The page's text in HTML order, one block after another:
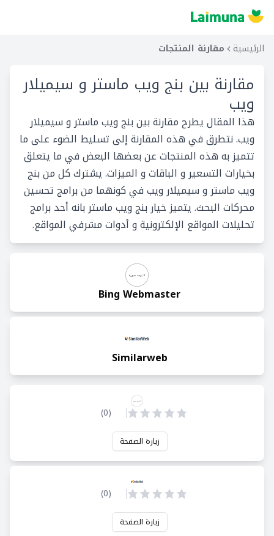
الرئيسية مقارنة المنتجات
مقارنة بين بنج ويب ماستر و سيميلار
ويب
هذا المقال يطرح مقارنة بين بنج ويب ماستر و سيميلار
ويب. نتطرق في هذه المقارنة إلى تسليط الضوء على ما
تتميز به هذه المنتجات عن بعضها البعض في ما يتعلق
بخيارات التسعير و الباقات و الميزات. يشترك كل من بنج
ويب ماستر و سيميلار ويب في كونهما من برامج تحسين
محركات البحث. يتميز خيار بنج ويب ماستر بانه أحد برامج
تحليلات المواقع الإلكترونية و أدوات مشرفي المواقع.
Bing Webmaster
Similarweb
(
0
)
زيارة الصفحة
(
0
)
زيارة الصفحة